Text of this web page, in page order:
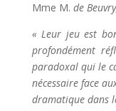
Mme M. de
« Leur jeu est
profondément
paradoxal qui le
nécessaire face
dramatique dans